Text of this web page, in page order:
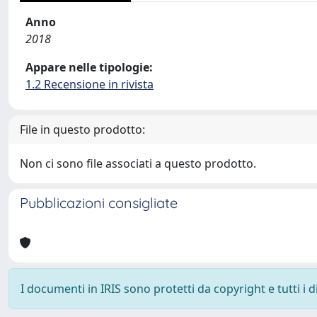
Anno
2018
Appare nelle tipologie:
1.2 Recensione in rivista
File in questo prodotto:
Non ci sono file associati a questo prodotto.
Pubblicazioni consigliate
I documenti in IRIS sono protetti da copyright e tutti i